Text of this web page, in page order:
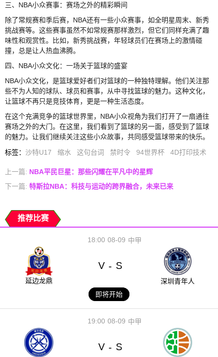
三、NBA小众赛事：赛场之外的精彩瞬间
除了常规赛和季后赛，NBA还有一些小众赛事，如全明星周末、新秀
挑战赛等。这些赛事虽然不如常规赛那样激烈，但它们同样充满了趣
味性和观赏性。比如，新秀挑战赛，年轻球员们在赛场上的激情碰
撞，总是让人热血沸腾。
四、NBA小众文化：一场关于篮球的盛宴
NBA小众文化，是篮球爱好者们对篮球的一种独特理解。他们关注那
些不为人知的球队、球员和赛事，从中寻找篮球的魅力。这种文化，
让篮球不再只是竞技体育，更是一种生活态度。
在这个充满竞争的篮球世界里，NBA小众视角为我们打开了一扇通往
赛场之外的大门。在这里，我们看到了篮球的另一面，感受到了篮球
的魅力。让我们继续关注这些小众故事，共同感受篮球带来的快乐。
标签： 沙特U17 缩水 这句台词 禁时令 94世界杯 4D打印技术
上一篇: NBA平民巨星：那些闪耀在平凡中的星辉
下一篇: 特斯拉NBA：科技与运动的跨界融合，未来已来
推荐比赛
08-09
18:00 中甲
延边龙鼎
V - S
深圳青年人
即将开始
08-09
19:00 中甲
V - S